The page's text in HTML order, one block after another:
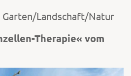
Login
Garten/Landschaft/Natur
Therapie« vom